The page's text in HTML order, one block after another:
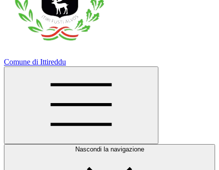
Comune di Ittireddu
Nascondi la navigazione